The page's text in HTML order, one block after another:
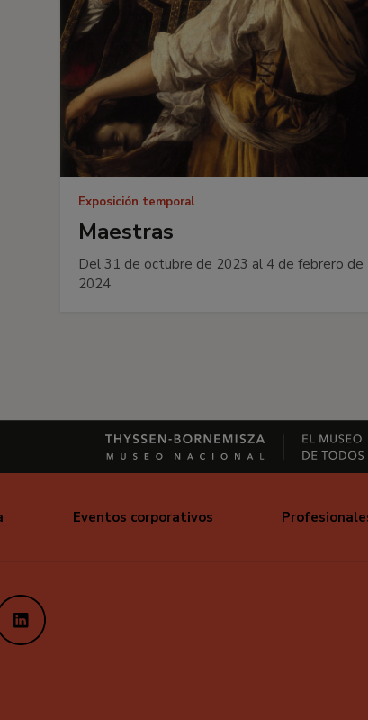
Exposición temporal
Maestras
Del 31 de octubre de 2023 al 4 de febrero de
2024
Eventos corporativos